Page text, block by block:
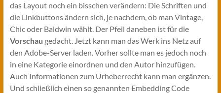
das Layout noch ein bisschen verändern: Die Schriften und
die Linkbuttons ändern sich, je nachdem, ob man Vintage,
Chic oder Baldwin wählt. Der Pfeil daneben ist für die
Vorschau gedacht. Jetzt kann man das Werk ins Netz auf
den Adobe-Server laden. Vorher sollte man es jedoch noch
in eine Kategorie einordnen und den Autor hinzufügen.
Auch Informationen zum Urheberrecht kann man ergänzen.
Und schließlich einen so genannten Embedding Code